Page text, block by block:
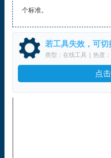
个标准。
若工具失效，可切
类型：在线工具 热度
点